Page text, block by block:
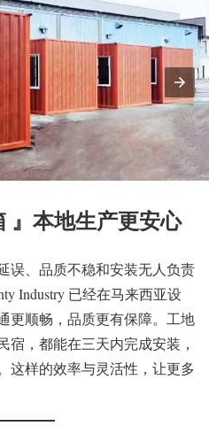
』本地生产更安心
误、品质不稳和安装无人负责
Industry 已经在马来西亚设
更顺畅，品质更有保障。工地
宿，都能在三天内完成安装，
这样的效率与灵活性，让更多